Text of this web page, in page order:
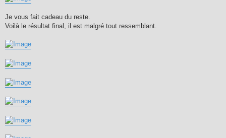
Je vous fait cadeau du reste.
Voilà le résultat final, il est malgré tout ressemblant.